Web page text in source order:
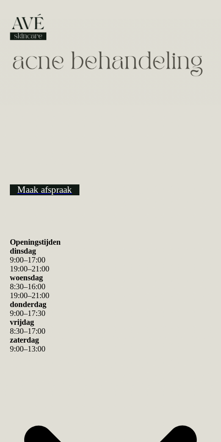
Maak afspraak
Openingstijden
dinsdag
9:00–17:00
19:00–21 :00
woensdag
8:30–16:00
19:00–21 :00
donderdag
9:00–17:30
vrijdag
8:30–17:00
zaterdag
9:00–13:00